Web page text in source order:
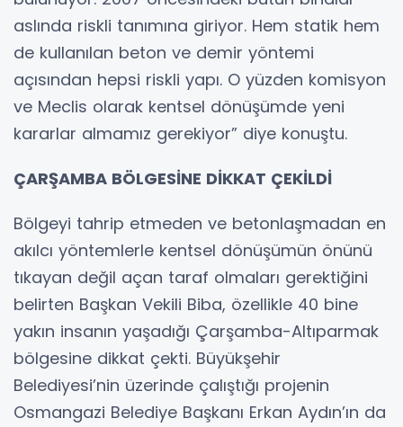
aslında riskli tanımına giriyor. Hem statik hem
de kullanılan beton ve demir yöntemi
açısından hepsi riskli yapı. O yüzden komisyon
ve Meclis olarak kentsel dönüşümde yeni
kararlar almamız gerekiyor” diye konuştu.
ÇARŞAMBA BÖLGESİNE DİKKAT ÇEKİLDİ
Bölgeyi tahrip etmeden ve betonlaşmadan en
akılcı yöntemlerle kentsel dönüşümün önünü
tıkayan değil açan taraf olmaları gerektiğini
belirten Başkan Vekili Biba, özellikle 40 bine
yakın insanın yaşadığı Çarşamba-Altıparmak
bölgesine dikkat çekti. Büyükşehir
Belediyesi’nin üzerinde çalıştığı projenin
Osmangazi Belediye Başkanı Erkan Aydın’ın da